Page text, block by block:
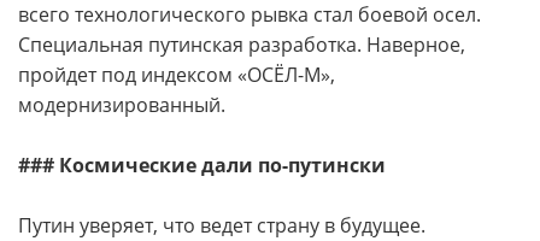
всего технологического рывка стал боевой осел.
Специальная путинская разработка. Наверное,
пройдет под индексом «ОСЁЛ-М»,
модернизированный.
### Космические дали по-путински
Путин уверяет, что ведет страну в будущее.